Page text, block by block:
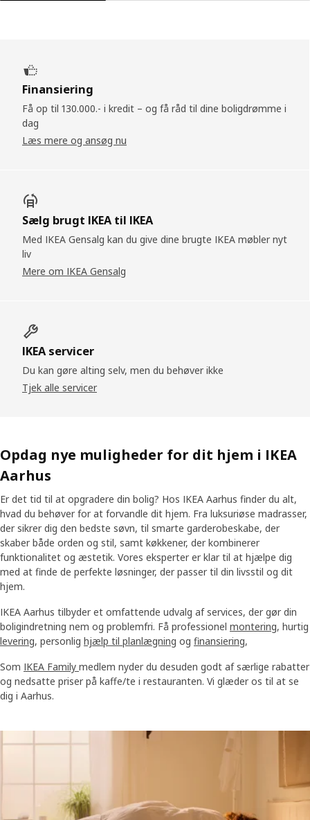
Finansiering
Få op til 130.000.- i kredit – og få råd til dine boligdrømme i
dag
Læs mere og ansøg nu
Sælg brugt IKEA til IKEA
Med IKEA Gensalg kan du give dine brugte IKEA møbler nyt
liv
Mere om IKEA Gensalg
IKEA servicer
Du kan gøre alting selv, men du behøver ikke
Tjek alle servicer
Opdag nye muligheder for dit hjem i IKEA
Aarhus
Er det tid til at opgradere din bolig? Hos IKEA Aarhus finder du alt,
hvad du behøver for at forvandle dit hjem. Fra luksuriøse madrasser,
der sikrer dig den bedste søvn, til smarte garderobeskabe, der
skaber både orden og stil, samt køkkener, der kombinerer
funktionalitet og æstetik. Vores eksperter er klar til at hjælpe dig
med at finde de perfekte løsninger, der passer til din livsstil og dit
hjem.
IKEA Aarhus tilbyder et omfattende udvalg af services, der gør din
boligindretning nem og problemfri. Få professionel montering, hurtig
levering, personlig hjælp til planlægning og finansiering,
Som IKEA Family medlem nyder du desuden godt af særlige rabatter
og nedsatte priser på kaffe/te i restauranten. Vi glæder os til at se
dig i Aarhus.